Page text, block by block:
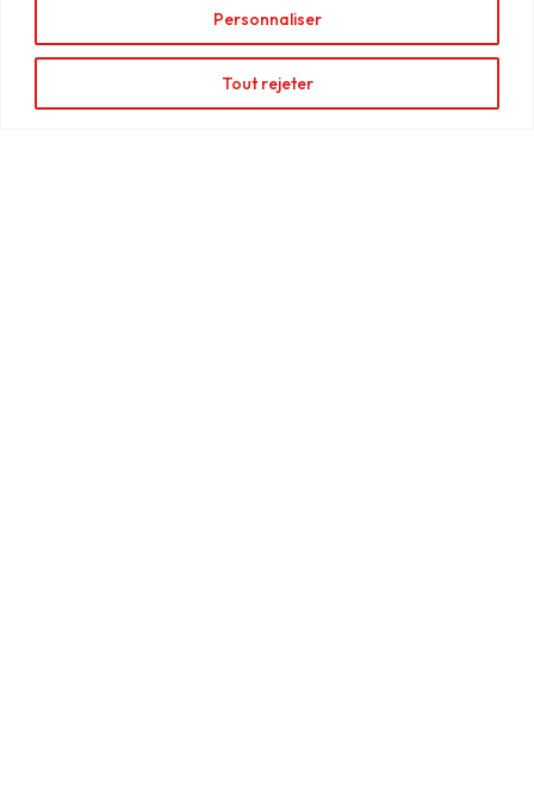
Deny
View preferences
Personnaliser
Tout rejeter
bandeau
Enseigne